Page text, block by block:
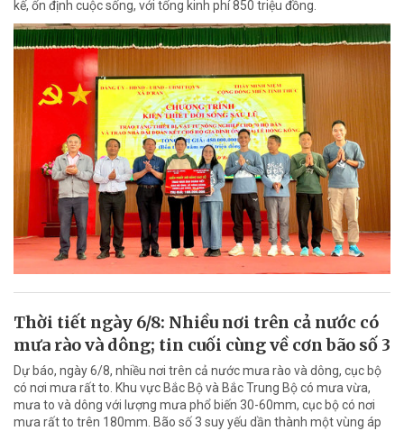
kế, ổn định cuộc sống, với tổng kinh phí 850 triệu đồng.
Thời tiết ngày 6/8: Nhiều nơi trên cả nước có
mưa rào và dông; tin cuối cùng về cơn bão số 3
Dự báo, ngày 6/8, nhiều nơi trên cả nước mưa rào và dông, cục bộ
có nơi mưa rất to. Khu vực Bắc Bộ và Bắc Trung Bộ có mưa vừa,
mưa to và dông với lượng mưa phổ biến 30-60mm, cục bộ có nơi
mưa rất to trên 180mm. Bão số 3 suy yếu dần thành một vùng áp